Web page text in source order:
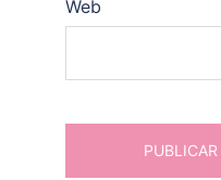
Web